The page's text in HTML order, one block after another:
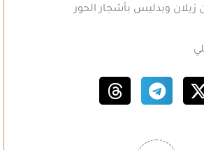
زيلان وبدليس بأشجار الحور